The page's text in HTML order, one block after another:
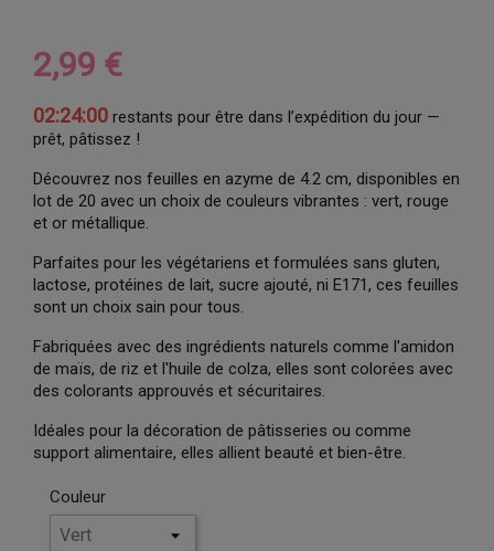
2,99 €
02:23:59 restants pour être dans l’expédition du jour —
prêt, pâtissez !
Découvrez nos feuilles en azyme de 4.2 cm, disponibles en
lot de 20 avec un choix de couleurs vibrantes : vert, rouge
et or métallique.
Parfaites pour les végétariens et formulées sans gluten,
lactose, protéines de lait, sucre ajouté, ni E171, ces feuilles
sont un choix sain pour tous.
Fabriquées avec des ingrédients naturels comme l'amidon
de maïs, de riz et l'huile de colza, elles sont colorées avec
des colorants approuvés et sécuritaires.
Idéales pour la décoration de pâtisseries ou comme
support alimentaire, elles allient beauté et bien-être.
Couleur